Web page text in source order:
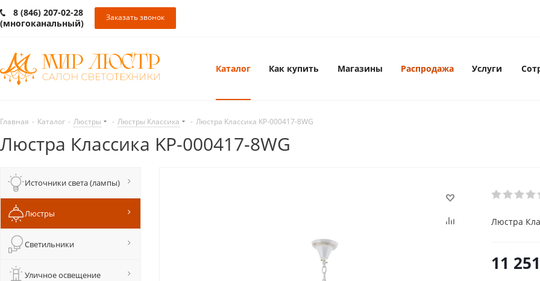
8 (846) 207-02-28
(многоканальный)
Заказать звонок
Каталог Как купить Магазины Распродажа Услуги
Главная - Каталог - Люстры - Люстры Классика - Люстра Классика KP-000417-8WG
Люстра Классика KP-000417-8WG
Люстра
11 251
Источники света (лампы)
Люстры
Светильники
Уличное освещение